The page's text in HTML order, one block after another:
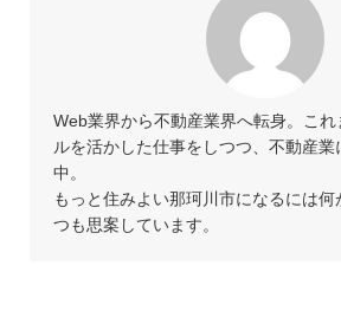
Web業界から不動産業界へ転身。こ
ルを活かした仕事をしつつ、不動産業
中。
もっと住みよい那珂川市になるには
つも思案しています。